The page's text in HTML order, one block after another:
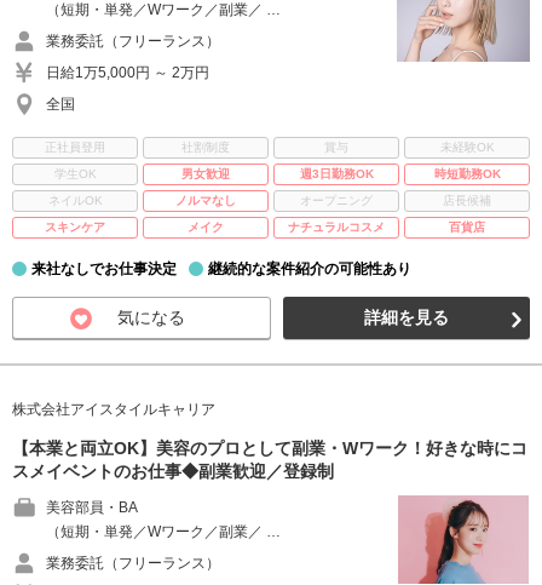
（短期・単発／Wワーク／副業／ …
業務委託（フリーランス）
日給1万5,000円 ～ 2万円
全国
正社員登用 社割制度 賞与
未経験OK
学生OK
男女歓迎 週3日勤務OK
時短勤務OK
ネイルOK
ノルマなし オープニング
店長候補
スキンケア
メイク ナチュラルコスメ 百貨店
来社なしでお仕事決定 継続的な案件紹介の可能性あり
気になる 詳細を見る
株式会社アイスタイルキャリア
【本業と両立OK】美容のプロとして副業・Wワーク！好きな時にコ
スメイベントのお仕事◆副業歓迎／登録制
美容部員・BA
（短期・単発／Wワーク／副業／ …
業務委託（フリーランス）